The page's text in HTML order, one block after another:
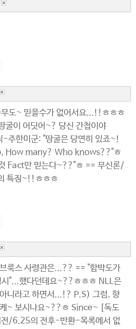
도~ 믿을수가 없어서요...!!ㅎㅎㅎ
굴이 어딧어~? 당신 간첩이야
주한미군: "땅굴은 당연히 있죠~!
How many? Who knows??"ㅎ
Fact만 믿는다~??"ㅎ == 무신론/
특징~!!ㅎㅎㅎ
룩스 사령관은...?? == "함박도가
"...했다던데요~??ㅎㅎㅎ NLL은
니라고 하면서...!? P.S) 그럼, 향
~ 보시나요~??ㅎ Since~ [독도
/6.25의 전후-반환-목록에서 없